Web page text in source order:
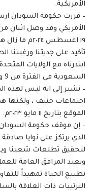
الأمريكية.
– قررت حكومة السودان
الأمريكي وقد وصل اثنان
١٩ اغسطس
تأكيد على جديتنا ورغبتنا
ابتدرناه مع الولايات
السعودية في الفترة من 9 وحتى 10 أغسطس الجاري.
– نشير إلى انه ليس لهذه
اجتماعات جنيف ، ولكنها
الموقع بتاريخ ١١ مايو ٢٠٢٣م.
– ⁠إن موقف حكومة السودان
الذي يرتكز على نوايا
لتحقيق تطلعات شعبنا
ويعيد المرافق العامة
تطبيع الحياة تمهيداً
الترتيبات ذات العلاقة